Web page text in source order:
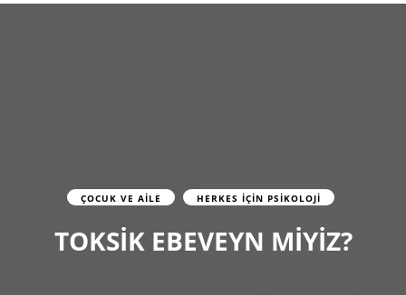
ÇOCUK VE AILE HERKES İÇIN PSIKOLOJI
TOKSİK EBEVEYN MİYİZ?